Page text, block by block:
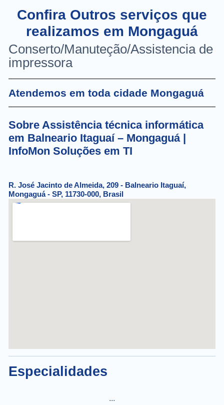
Confira Outros serviços que
realizamos em Mongaguá
Conserto/Manuteção/Assistencia de
impressora
Atendemos em toda cidade Mongaguá
Sobre Assistência técnica informática
em Balneario Itaguaí – Mongaguá |
InfoMon Soluções em TI
R. José Jacinto de Almeida, 209 - Balneario Itaguaí,
Mongaguá - SP, 11730-000, Brasil
Especialidades
...